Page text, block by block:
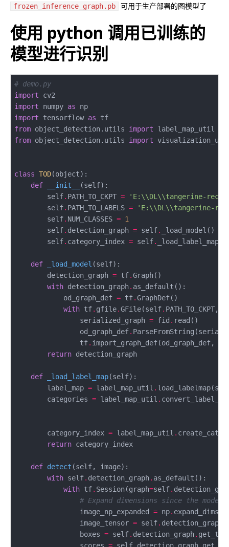
frozen_inference_graph.pb 可用于生产部署的图模型了
使用 python 调用已训练的
模型进行识别
# demo.py
import
import numpy as
import tensorflow as
from object_detection.utils import
from object_detection.utils import
class TOD(object) :
def
__init__ (self) :
        self
. PATH_TO_CKPT = 'E: \\DL \\tangerine-
        self
. PATH_TO_LABELS = 'E: \\DL \\tangerine-
        self
. NUM_CLASSES = 1
        self
. detection_graph = self.
        self
. category_index = self.
def _load_model (self) :
        detection_graph
= tf.
with detection_graph.
            od_graph_def
= tf.
with tf. gfile.GFile(self. PATH_TO_CKPT,
                serialized_graph
= fid .
                od_graph_def
.
                tf
. import_graph_def(od_graph_def,
return
def _load_label_map(self) :
        label_map
= label_map_util .
        categories
= label_map_util .
        category_index
= label_map_util .
return
def detect (self, image) :
with self. detection_graph.
with tf. Session(graph=self.
# Expand dimensions since the
                image_np_expanded
= np.
                image_tensor
= self. detection_graph
                boxes
= self. detection_graph.